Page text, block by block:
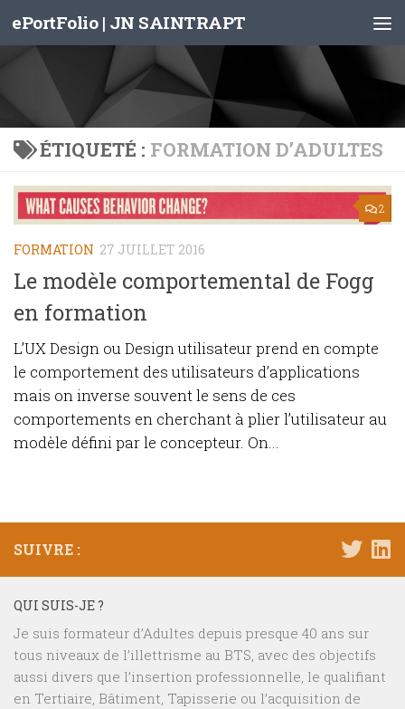
Skip to content
ePortFolio | JN SAINTRAPT
ÉTIQUETÉ : FORMATION D’ADULTES
2
FORMATION 27 JUILLET 2016
Le modèle comportemental de Fogg
en formation
L’UX Design ou Design utilisateur prend en compte
le comportement des utilisateurs d’applications
mais on inverse souvent le sens de ces
comportements en cherchant à plier l’utilisateur au
modèle défini par le concepteur. On...
SUIVRE :
QUI SUIS-JE ?
Je suis formateur d’Adultes depuis presque 40 ans sur
tous niveaux de l’illettrisme au BTS, avec des objectifs
aussi divers que l’insertion professionnelle, le qualifiant
en Tertiaire, Bâtiment, Tapisserie ou l’acquisition de